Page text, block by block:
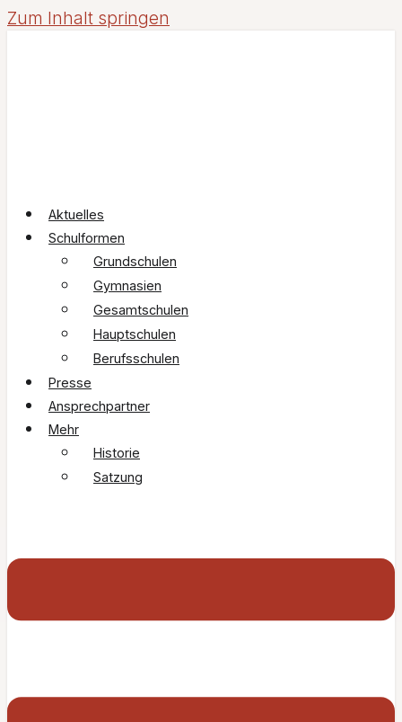
Zum Inhalt springen
Aktuelles
Schulformen
Grundschulen
Gymnasien
Gesamtschulen
Hauptschulen
Berufsschulen
Presse
Ansprechpartner
Mehr
Historie
Satzung